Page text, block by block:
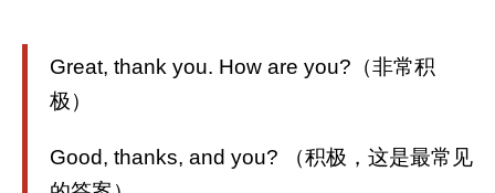
Great, thank you. How are you?（非常积
极）
Good, thanks, and you? （积极，这是最常见